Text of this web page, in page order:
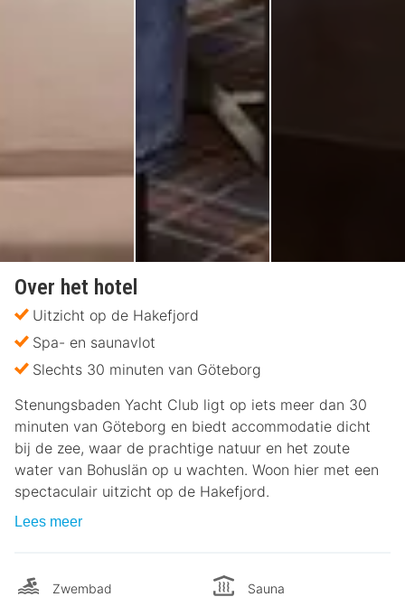
Over het hotel
Uitzicht op de Hakefjord
Spa- en saunavlot
Slechts 30 minuten van Göteborg
Stenungsbaden Yacht Club ligt op iets meer dan 30
minuten van Göteborg en biedt accommodatie dicht
bij de zee, waar de prachtige natuur en het zoute
water van Bohuslän op u wachten. Woon hier met een
spectaculair uitzicht op de Hakefjord.
Lees meer
Zwembad
Sauna